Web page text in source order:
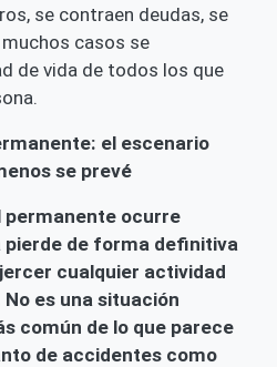
se contraen deudas, se
casos se
de vida de todos los que
el escenario
se prevé
permanente ocurre
pierde de forma definitiva
cualquier actividad
es una situación
común de lo que parece
de accidentes como